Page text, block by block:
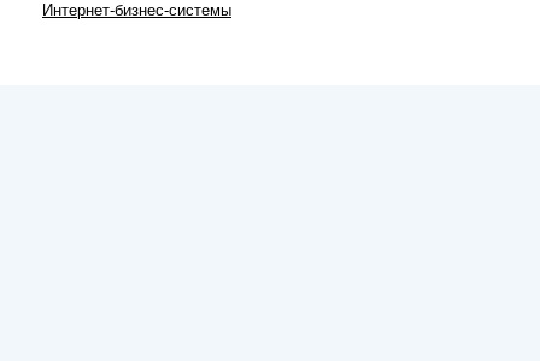
Интернет-бизнес-системы